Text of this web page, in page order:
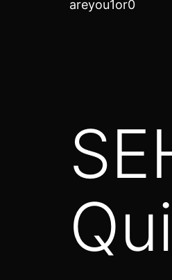
areyou1or0